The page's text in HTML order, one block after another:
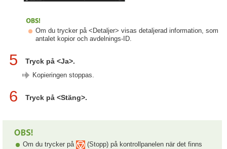
Om du trycker på <Detaljer> visas detaljerad information, som
antalet kopior och avdelnings-ID.
5 Tryck på <Ja>.
Kopieringen stoppas.
6 Tryck på <Stäng>.
Om du trycker på
(Stopp) på kontrollpanelen när det finns